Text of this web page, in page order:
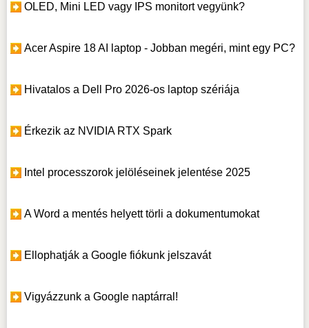
OLED, Mini LED vagy IPS monitort vegyünk?
Acer Aspire 18 AI laptop - Jobban megéri, mint egy PC?
Hivatalos a Dell Pro 2026-os laptop szériája
Érkezik az NVIDIA RTX Spark
Intel processzorok jelöléseinek jelentése 2025
A Word a mentés helyett törli a dokumentumokat
Ellophatják a Google fiókunk jelszavát
Vigyázzunk a Google naptárral!